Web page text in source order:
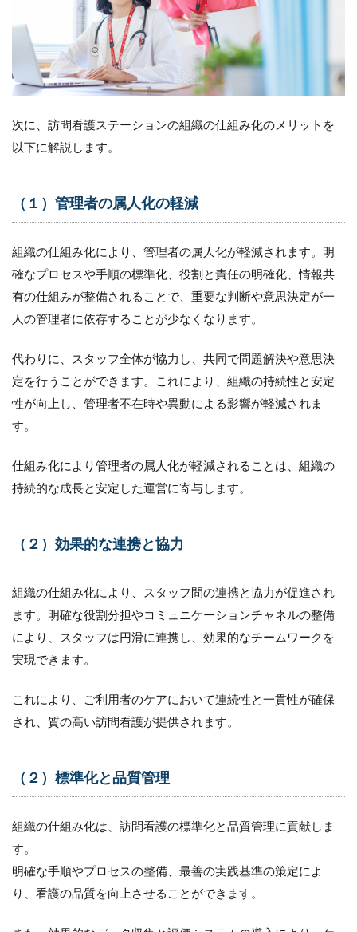
護
ス
テ
シ
ン
に
お
組
仕
組
み
化
導
入
観
点
（１）
3.2
（２）
3.3
（３）
質
3.4
（４）
告
（５）
地域連
（６）
バック
ス
（７）
スタッ
フの人
次に、訪問看護ステーションの組織の仕組み化のメリットを
以下に解説します。
（１）管理者の属人化の軽減
組織の仕組み化により、管理者の属人化が軽減されます。明
確なプロセスや手順の標準化、役割と責任の明確化、情報共
有の仕組みが整備されることで、重要な判断や意思決定が一
人の管理者に依存することが少なくなります。
代わりに、スタッフ全体が協力し、共同で問題解決や意思決
定を行うことができます。これにより、組織の持続性と安定
性が向上し、管理者不在時や異動による影響が軽減されま
す。
仕組み化により管理者の属人化が軽減されることは、組織の
持続的な成長と安定した運営に寄与します。
（２）効果的な連携と協力
組織の仕組み化により、スタッフ間の連携と協力が促進され
ます。明確な役割分担やコミュニケーションチャネルの整備
により、スタッフは円滑に連携し、効果的なチームワークを
実現できます。
これにより、ご利用者のケアにおいて連続性と一貫性が確保
され、質の高い訪問看護が提供されます。
（２）標準化と品質管理
組織の仕組み化は、訪問看護の標準化と品質管理に貢献しま
す。
明確な手順やプロセスの整備、最善の実践基準の策定によ
り、看護の品質を向上させることができます。